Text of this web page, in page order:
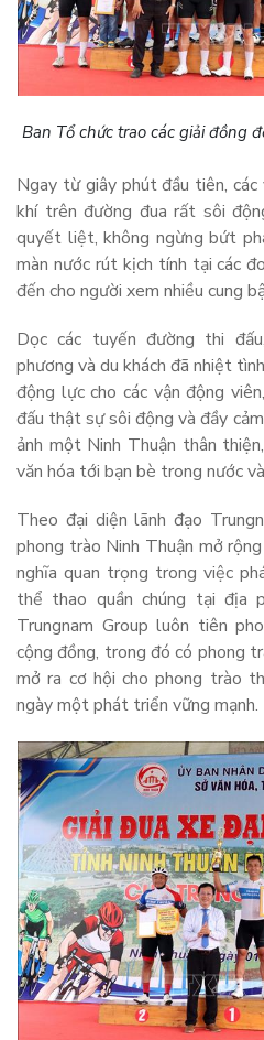
Ban Tổ chức trao các giải đồng
Ngay từ giây phút đầu tiên,
khí trên đường đua rất sôi
quyết liệt, không ngừng bứt
màn nước rút kịch tính tại các
đến cho người xem nhiều cung
Dọc các tuyến đường thi
phương và du khách đã nhiệt
động lực cho các vận động
đấu thật sự sôi động và đầy
ảnh một Ninh Thuận thân
văn hóa tới bạn bè trong nước
Theo đại diện lãnh đạo
phong trào Ninh Thuận mở
nghĩa quan trọng trong việc
thể thao quần chúng tại địa
Trungnam Group luôn tiên
cộng đồng, trong đó có phong
mở ra cơ hội cho phong trào
ngày một phát triển vững mạnh.